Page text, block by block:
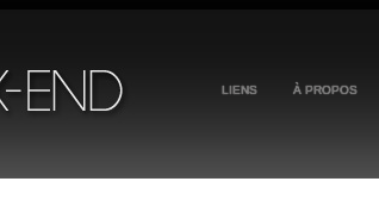
LIENS À PROPOS